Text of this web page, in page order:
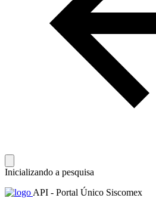
Inicializando a pesquisa
API - Portal Único Siscomex